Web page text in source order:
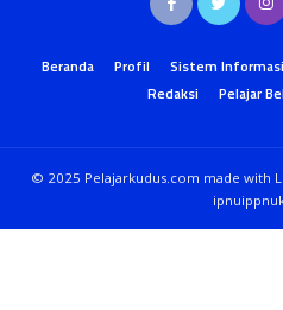
Beranda Profil Sistem
Redaksi
Pelajar
© 2025 Pelajarkudus.com made with